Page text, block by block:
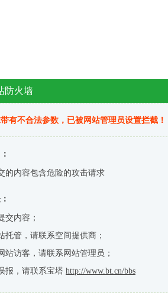
防火墙
有不合法参数，已被网站管理员设置拦截！
的内容包含危险的攻击请求
交内容；
托管，请联系空间提供商；
站访客，请联系网站管理员；
报，请联系宝塔 http://www.bt.cn/bbs